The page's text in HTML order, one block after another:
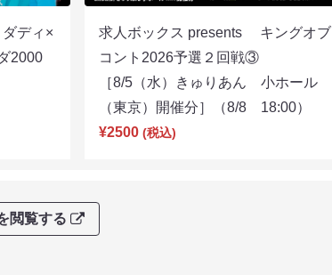
ディ×
2000
求人ボックス presents キングオブ
コント2026予選２回戦③
［8/5（水）きゅりあん 小ホール
（東京）開催分］（8/8 18:00）
¥2500 (税込)
閲覧する